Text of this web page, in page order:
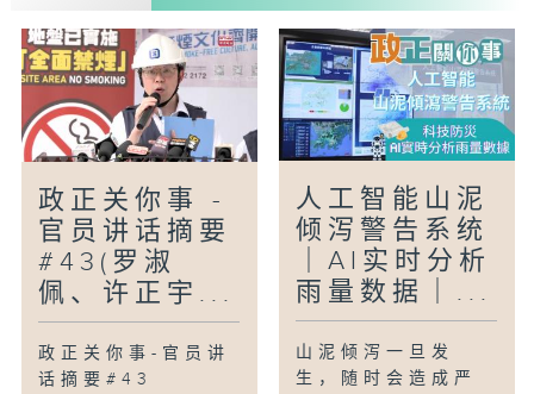
政正关你事 -
官员讲话摘要
#43(罗淑
佩、许正宇...
政正关你事-官员讲
话摘要#43
人工智能山泥
倾泻警告系统
｜AI实时分析
雨量数据｜...
山泥倾泻一旦发
生，随时会造成严